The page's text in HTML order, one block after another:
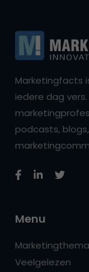
Marketingfacts
iedere dag
podcasts,
Menu
Veelgelezen